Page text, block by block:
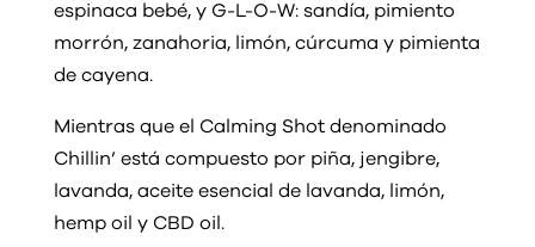
espinaca bebé, y G-L-O-W: sandía, pimiento
morrón, zanahoria, limón, cúrcuma y pimienta
de cayena.
Mientras que el Calming Shot denominado
Chillin’ está compuesto por piña, jengibre,
lavanda, aceite esencial de lavanda, limón,
hemp oil y CBD oil.